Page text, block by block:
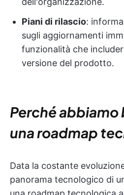
Piani di rilascio:
sugli aggiornamenti
funzionalità che
versione del prodotto.
Perché abbiamo
una roadmap
Data la costante
panorama tecnologico di